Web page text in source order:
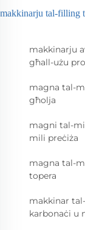
makkinarju tal-filling
makkinarju
għall-użu
magna tal-
għolja
magni tal-
mili preċiża
magna tal-
topera
makkinar
karbonaċi u